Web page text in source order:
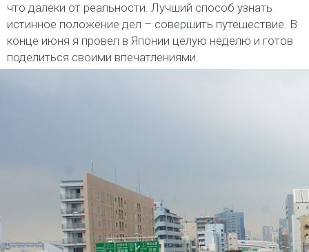
что далеки от реальности. Лучший способ узнать
истинное положение дел – совершить путешествие. В
конце июня я провел в Японии целую неделю и готов
поделиться своими впечатлениями.